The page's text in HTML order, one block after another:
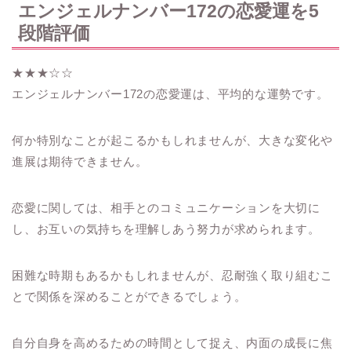
エンジェルナンバー172の恋愛運を5
段階評価
★★★☆☆
エンジェルナンバー172の恋愛運は、平均的な運勢です。
何か特別なことが起こるかもしれませんが、大きな変化や
進展は期待できません。
恋愛に関しては、相手とのコミュニケーションを大切に
し、お互いの気持ちを理解しあう努力が求められます。
困難な時期もあるかもしれませんが、忍耐強く取り組むこ
とで関係を深めることができるでしょう。
自分自身を高めるための時間として捉え、内面の成長に焦